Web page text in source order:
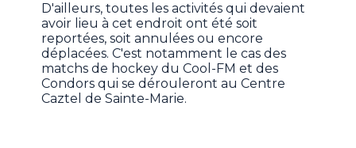
D'ailleurs, toutes les activités qui devaient
avoir lieu à cet endroit ont été soit
reportées, soit annulées ou encore
déplacées. C'est notamment le cas des
matchs de hockey du Cool-FM et des
Condors qui se dérouleront au Centre
Caztel de Sainte-Marie.